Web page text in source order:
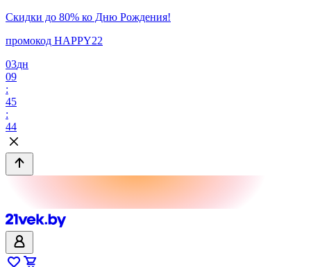
Скидки до 80% ко Дню Рождения!
промокод HAPPY22
03дн
09
:
45
:
44